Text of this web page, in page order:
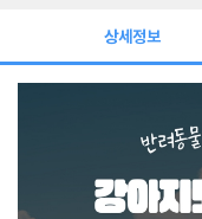
상세정보